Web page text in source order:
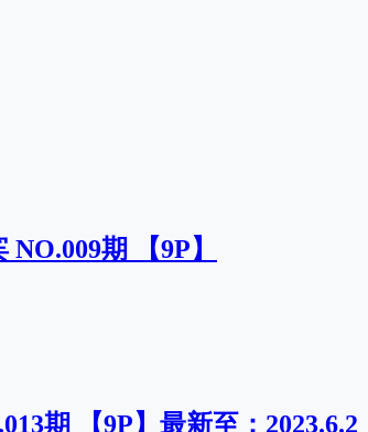
期 【9P】
期 【9P】最新至：2023.6.2